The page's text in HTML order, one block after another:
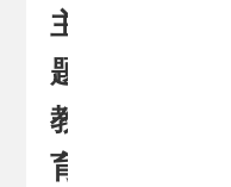
主
题
教
育